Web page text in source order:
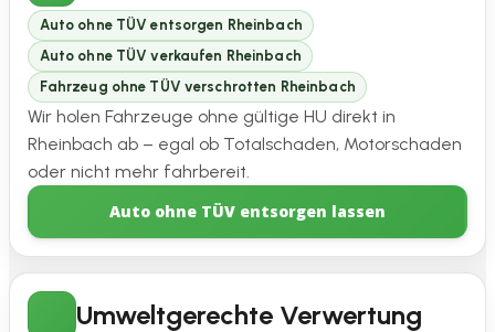
Auto ohne TÜV entsorgen Rheinbach
Auto ohne TÜV verkaufen Rheinbach
Fahrzeug ohne TÜV verschrotten Rheinbach
Wir holen Fahrzeuge ohne gültige HU direkt in
Rheinbach ab – egal ob Totalschaden, Motorschaden
oder nicht mehr fahrbereit.
Auto ohne TÜV entsorgen lassen
Umweltgerechte Verwertung